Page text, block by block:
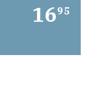
De Nederlands
ter harte neemt
1695